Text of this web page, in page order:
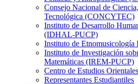
Consejo Nacional de
Tecnológica (CONCYTEC)
Instituto de Desarrollo
(IDHAL-PUCP)
Instituto de Etnomusicología
Instituto de Investigación
Matemáticas (IREM-PUCP)
Centro de Estudios Orientales
Representantes Estudiantiles